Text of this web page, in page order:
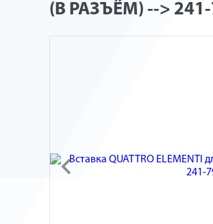
(В РАЗЪЁМ) -->